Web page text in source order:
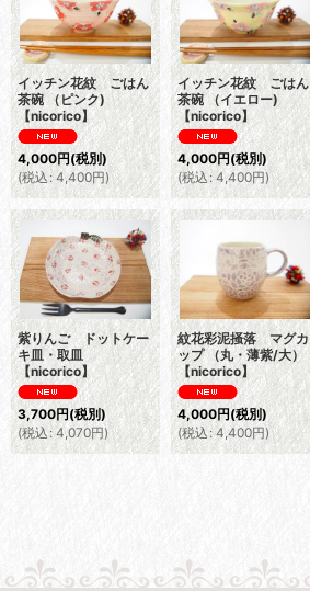
イッチン花紋 ごはん
茶碗 （ピンク)
【nicorico】
4,000円(税別)
(税込 : 4,400円)
イッチン花紋 ごはん
茶碗 （イエロー)
【nicorico】
4,000円(税別)
(税込: 4,400円)
紫りんご ドットケー
キ皿・取皿
【nicorico】
3,700円(税別)
(税込: 4,070円)
紋花彩泥掻落 マグカ
ップ （丸・薄紫/大）
【nicorico】
4,000円(税別)
(税込: 4,400円)